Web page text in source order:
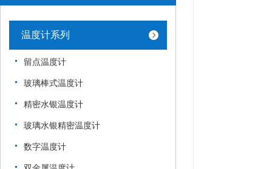
温度计系列
留点温度计
玻璃棒式温度计
精密水银温度计
玻璃水银精密温度计
数字温度计